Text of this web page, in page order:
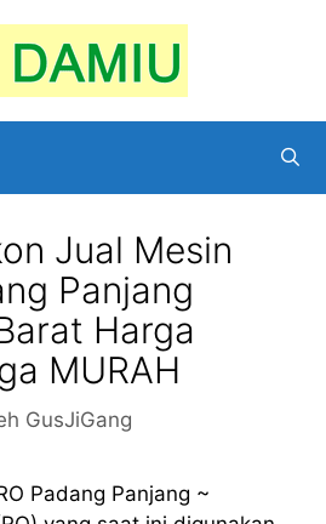
Jual Mesin
Panjang
Harga
MURAH
GusJiGang
Padang Panjang ~